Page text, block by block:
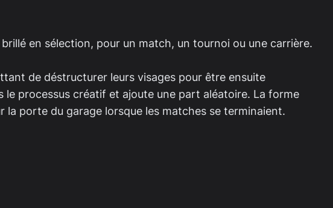
en sélection, pour un match, un tournoi ou une carrière.
de déstructurer leurs visages pour être ensuite
le processus créatif et ajoute une part aléatoire. La forme
la porte du garage lorsque les matches se terminaient.